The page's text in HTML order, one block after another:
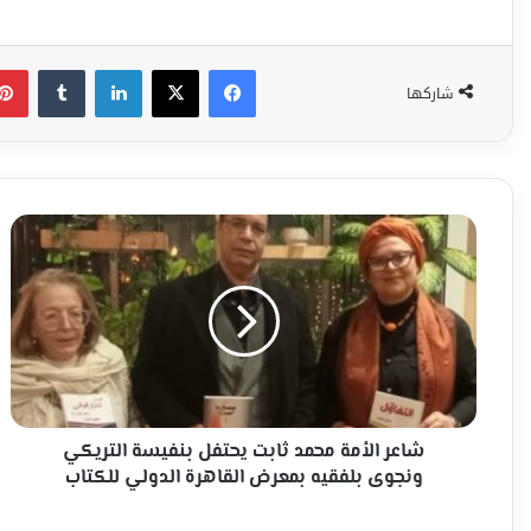
شاركها
فيسبوك‫X لينكدإن
شاعر
الأمة
محمد
ثابت
يحتفل
بنفيسة
التريكي
ونجوى
بلفقيه
شاعر الأمة محمد ثابت يحتفل بنفيسة التريكي
ونجوى بلفقيه بمعرض القاهرة الدولي للكتاب